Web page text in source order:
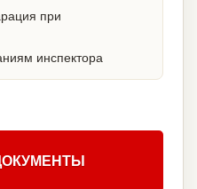
при
инспектора